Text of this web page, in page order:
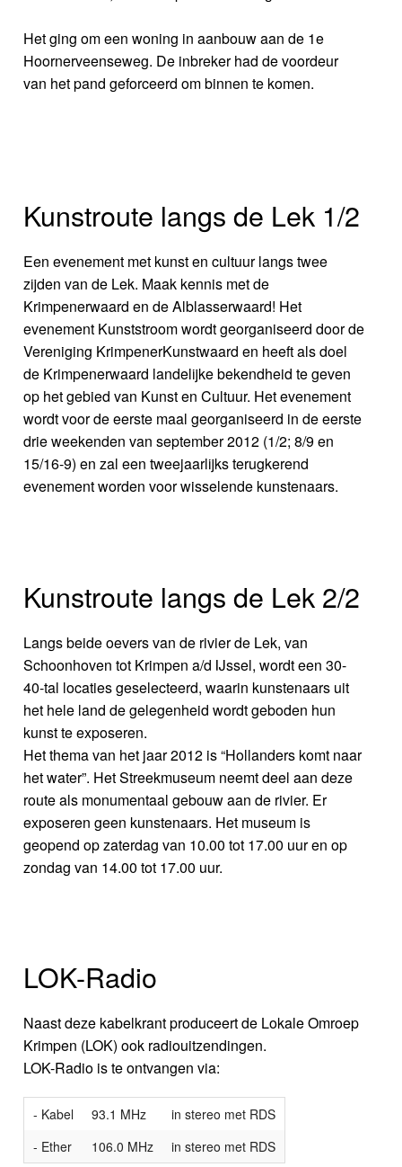
Het ging om een woning in aanbouw aan de 1e
Hoornerveenseweg. De inbreker had de voordeur
van het pand geforceerd om binnen te komen.
Kunstroute langs de Lek 1/2
Een evenement met kunst en cultuur langs twee
zijden van de Lek. Maak kennis met de
Krimpenerwaard en de Alblasserwaard! Het
evenement Kunststroom wordt georganiseerd door de
Vereniging KrimpenerKunstwaard en heeft als doel
de Krimpenerwaard landelijke bekendheid te geven
op het gebied van Kunst en Cultuur. Het evenement
wordt voor de eerste maal georganiseerd in de eerste
drie weekenden van september 2012 (1/2; 8/9 en
15/16-9) en zal een tweejaarlijks terugkerend
evenement worden voor wisselende kunstenaars.
Kunstroute langs de Lek 2/2
Langs beide oevers van de rivier de Lek, van
Schoonhoven tot Krimpen a/d IJssel, wordt een 30-
40-tal locaties geselecteerd, waarin kunstenaars uit
het hele land de gelegenheid wordt geboden hun
kunst te exposeren.
Het thema van het jaar 2012 is “Hollanders komt naar
het water”. Het Streekmuseum neemt deel aan deze
route als monumentaal gebouw aan de rivier. Er
exposeren geen kunstenaars. Het museum is
geopend op zaterdag van 10.00 tot 17.00 uur en op
zondag van 14.00 tot 17.00 uur.
LOK-Radio
Naast deze kabelkrant produceert de Lokale Omroep
Krimpen (LOK) ook radiouitzendingen.
LOK-Radio is te ontvangen via:
- Kabel 93.1 MHz
in stereo met RDS
- Ether
106.0 MHz in stereo met RDS